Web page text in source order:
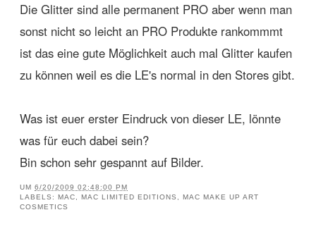
Die Glitter sind alle permanent PRO aber wenn man
sonst nicht so leicht an PRO Produkte rankommmt
ist das eine gute Möglichkeit auch mal Glitter kaufen
zu können weil es die LE's normal in den Stores gibt.
Was ist euer erster Eindruck von dieser LE, lönnte
was für euch dabei sein?
Bin schon sehr gespannt auf Bilder.
UM 6/20/2009 02:48:00 PM
LABELS: MAC MAC LIMITED EDITIONS
MAC MAKE UP ART
COSMETICS